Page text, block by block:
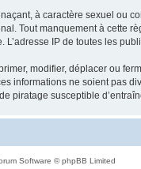
à caractère sexuel ou
Tout manquement à cette
IP de toutes les
modifier, déplacer ou
informations ne soient pas
piratage susceptible
Software © phpBB Limited